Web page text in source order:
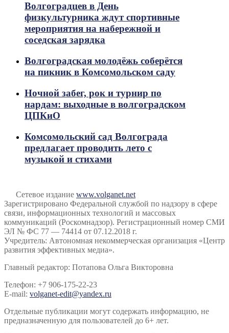
Волгоградцев в День
физкультурника ждут спортивные
мероприятия на набережной и
соседская зарядка
Волгоградская молодёжь соберётся
на пикник в Комсомольском саду
Ночной забег, рок и турнир по
нардам: выходные в волгоградском
ЦПКиО
Комсомольский сад Волгограда
предлагает проводить лето с
музыкой и стихами
Сетевое издание www.volganet.net
Зарегистрировано Федеральной службой по надзору в сфере
связи, информационных технологий и массовых
коммуникаций (Роскомнадзор). Регистрационный номер СМИ
ЭЛ № ФС 77 — 74414 от 07.12.2018 г.
Учредитель: Автономная некоммерческая организация «Центр
развития эффективных медиа».
Главный редактор: Потапова Ольга Викторовна
Телефон: +7 906-175-22-23
E-mail: volganet-edit@yandex.ru
Отдельные публикации могут содержать информацию, не
предназначенную для пользователей до 6+ лет.